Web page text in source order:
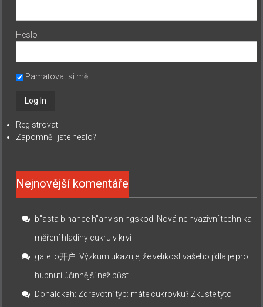
Heslo
Pamatovat si mě
Registrovat
Zapomněli jste heslo?
Nejnovější komentáře
b"asta binance h"anvisningskod: Nová neinvazivní technika
měření hladiny cukru v krvi
gate io开户:Výzkum ukazuje, že velikost vašeho jídla je pro
hubnutí účinnější než půst
Donaldkah: Zdravotní typ: máte cukrovku? Zkuste tyto